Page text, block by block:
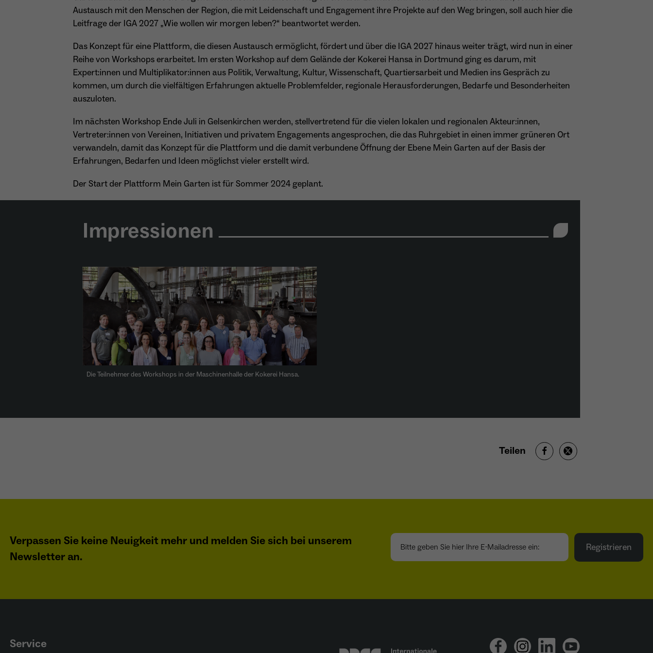
_ga
Laufzeit 1 Jahr
Unterscheidung der Webseitenbesucher.
Name _ga_TNS3S6RE8W
Anbieter Google LLC
Vergibt eine zufällige, pseudonyme ID, damit erkannt
wird, ob ein Besucher neu oder wiederkehrend ist.
Anbieter Google LLC
Laufzeit 4 Monate
Zweck
- Wird von Google Ads / Google Tag Manager
verwendet - Dient der Conversion-Erfassung und
Werbewirksamkeitsmessung - Hilft zu verstehen, wie
Nutzer mit Anzeigen interagieren
Austausch mit den Menschen der Region, die mit Leidenschaft und Engagement ihre Projekte auf den Weg bringen, soll auch hier die
Leitfrage der IGA 2027 „Wie wollen wir morgen leben?“ beantwortet werden.
Das Konzept für eine Plattform, die diesen Austausch ermöglicht, fördert und über die IGA 2027 hinaus weiter trägt, wird nun in einer
Reihe von Workshops erarbeitet. Im ersten Workshop auf dem Gelände der Kokerei Hansa in Dortmund ging es darum, mit
Expert:innen und Multiplikator:innen aus Politik, Verwaltung, Kultur, Wissenschaft, Quartiersarbeit und Medien ins Gespräch zu
kommen, um durch die vielfältigen Erfahrungen aktuelle Problemfelder, regionale Herausforderungen, Bedarfe und Besonderheiten
auszuloten.
Im nächsten Workshop Ende Juli in Gelsenkirchen werden, stellvertretend für die vielen lokalen und regionalen Akteur:innen,
Vertreter:innen von Vereinen, Initiativen und privatem Engagements angesprochen, die das Ruhrgebiet in einen immer grüneren Ort
verwandeln, damit das Konzept für die Plattform und die damit verbundene Öffnung der Ebene Mein Garten auf der Basis der
Erfahrungen, Bedarfen und Ideen möglichst vieler erstellt wird.
Der Start der Plattform Mein Garten ist für Sommer 2024 geplant.
Impressionen
Die Teilnehmer des Workshops in der Maschinenhalle der Kokerei Hansa.
Teilen
Verpassen Sie keine Neuigkeit mehr und melden Sie sich bei unserem
Newsletter an.
Bitte geben Sie hier Ihre E-Mailadresse ein:
Registrieren
Service